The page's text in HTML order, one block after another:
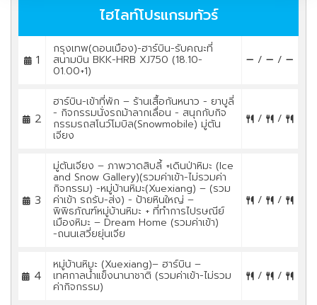
ไฮไลท์โปรแกรมทัวร์
1
กรุงเทพ(ดอนเมือง)-ฮาร์บิน-รับคณะที่
สนามบิน BKK-HRB XJ750 (18.10-
01.00+1)
/ /
2
ฮาร์บิน-เข้าที่พัก – ร้านเสื้อกันหนาว - ยาบูลี่
- กิจกรรมนั่งรถม้าลากเลื่อน - สนุกกับกิจ
กรรมรถสโนว์โมบิล(Snowmobile) มู่ตัน
เจียง
/ /
3
มู่ตันเจียง – ภาพวาดสิบลี้ +เดินป่าหิมะ (Ice
and Snow Gallery)(รวมค่าเข้า-ไม่รวมค่า
กิจกรรม) -หมู่บ้านหิมะ(Xuexiang) – (รวม
ค่าเข้า รถรับ-ส่ง) - ป้ายหินใหญ่ –
พิพิธภัณฑ์หมู่บ้านหิมะ + ที่ทำการไปรษณีย์
เมืองหิมะ – Dream Home (รวมค่าเข้า)
-ถนนเสวี่ยยุ่นเจีย
/ /
4
หมู่บ้านหิมะ (Xuexiang)– ฮาร์บิน –
เทศกาลน้ำแข็งนานาชาติ (รวมค่าเข้า-ไม่รวม
ค่ากิจกรรม)
/ /